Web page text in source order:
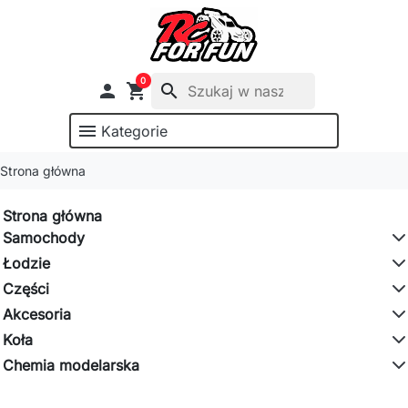
 shopping_cart
0
search
menu Kategorie
Strona główna
Strona główna
Samochody
Łodzie
Części
Akcesoria
Koła
Chemia modelarska